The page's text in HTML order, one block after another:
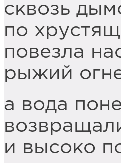
сквозь
по
повезла
рыжий
а вода
и высоко